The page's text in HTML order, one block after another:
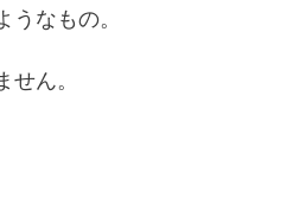
うなもの。
ん。